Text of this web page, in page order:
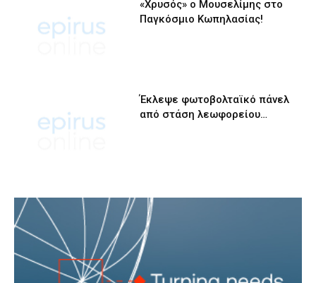
«Χρυσός» ο Μουσελίμης στο
Παγκόσμιο Κωπηλασίας!
Έκλεψε φωτοβολταϊκό πάνελ
από στάση λεωφορείου…